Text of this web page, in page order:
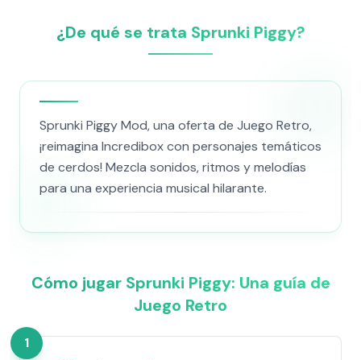
¿De qué se trata Sprunki Piggy?
Sprunki Piggy Mod, una oferta de Juego Retro,
¡reimagina Incredibox con personajes temáticos
de cerdos! Mezcla sonidos, ritmos y melodías
para una experiencia musical hilarante.
Cómo jugar Sprunki Piggy: Una guía de
Juego Retro
1